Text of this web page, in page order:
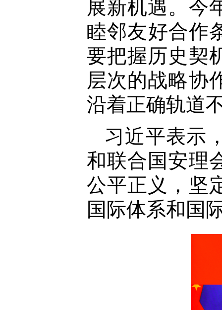
展新机遇。今
睦邻友好合作
要把握历史契
层次的战略协
沿着正确轨道
习近平表示
和联合国安理
公平正义，坚
国际体系和国